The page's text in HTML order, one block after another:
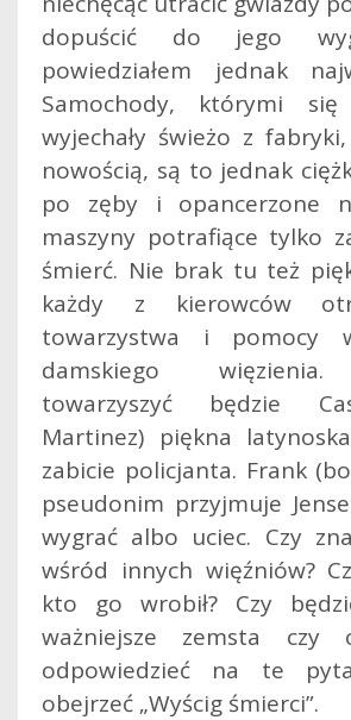
dopuścić do jego
powiedziałem jednak
Samochody, którymi
wyjechały świeżo z fabryki,
nowością, są to jednak
po zęby i opancerzone
maszyny potrafiące tylko
śmierć. Nie brak tu też
każdy z kierowców
towarzystwa i pomocy
damskiego więzienia.
towarzyszyć będzie
Martinez) piękna
zabicie policjanta. Frank
pseudonim przyjmuje
wygrać albo uciec. Czy
wśród innych więźniów?
kto go wrobił? Czy
ważniejsze zemsta czy
odpowiedzieć na te
obejrzeć „Wyścig śmierci”.